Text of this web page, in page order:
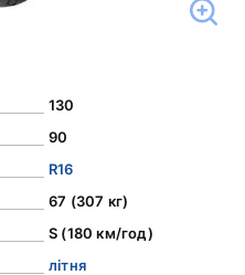
130
90
R16
67 (307 кг)
S (180 км/год)
літня